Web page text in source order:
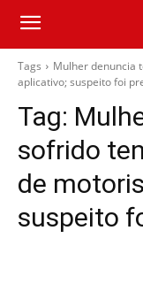
Tags
Mulher denuncia
aplicativo; suspeito foi
Tag:
sofrido
de
suspeito